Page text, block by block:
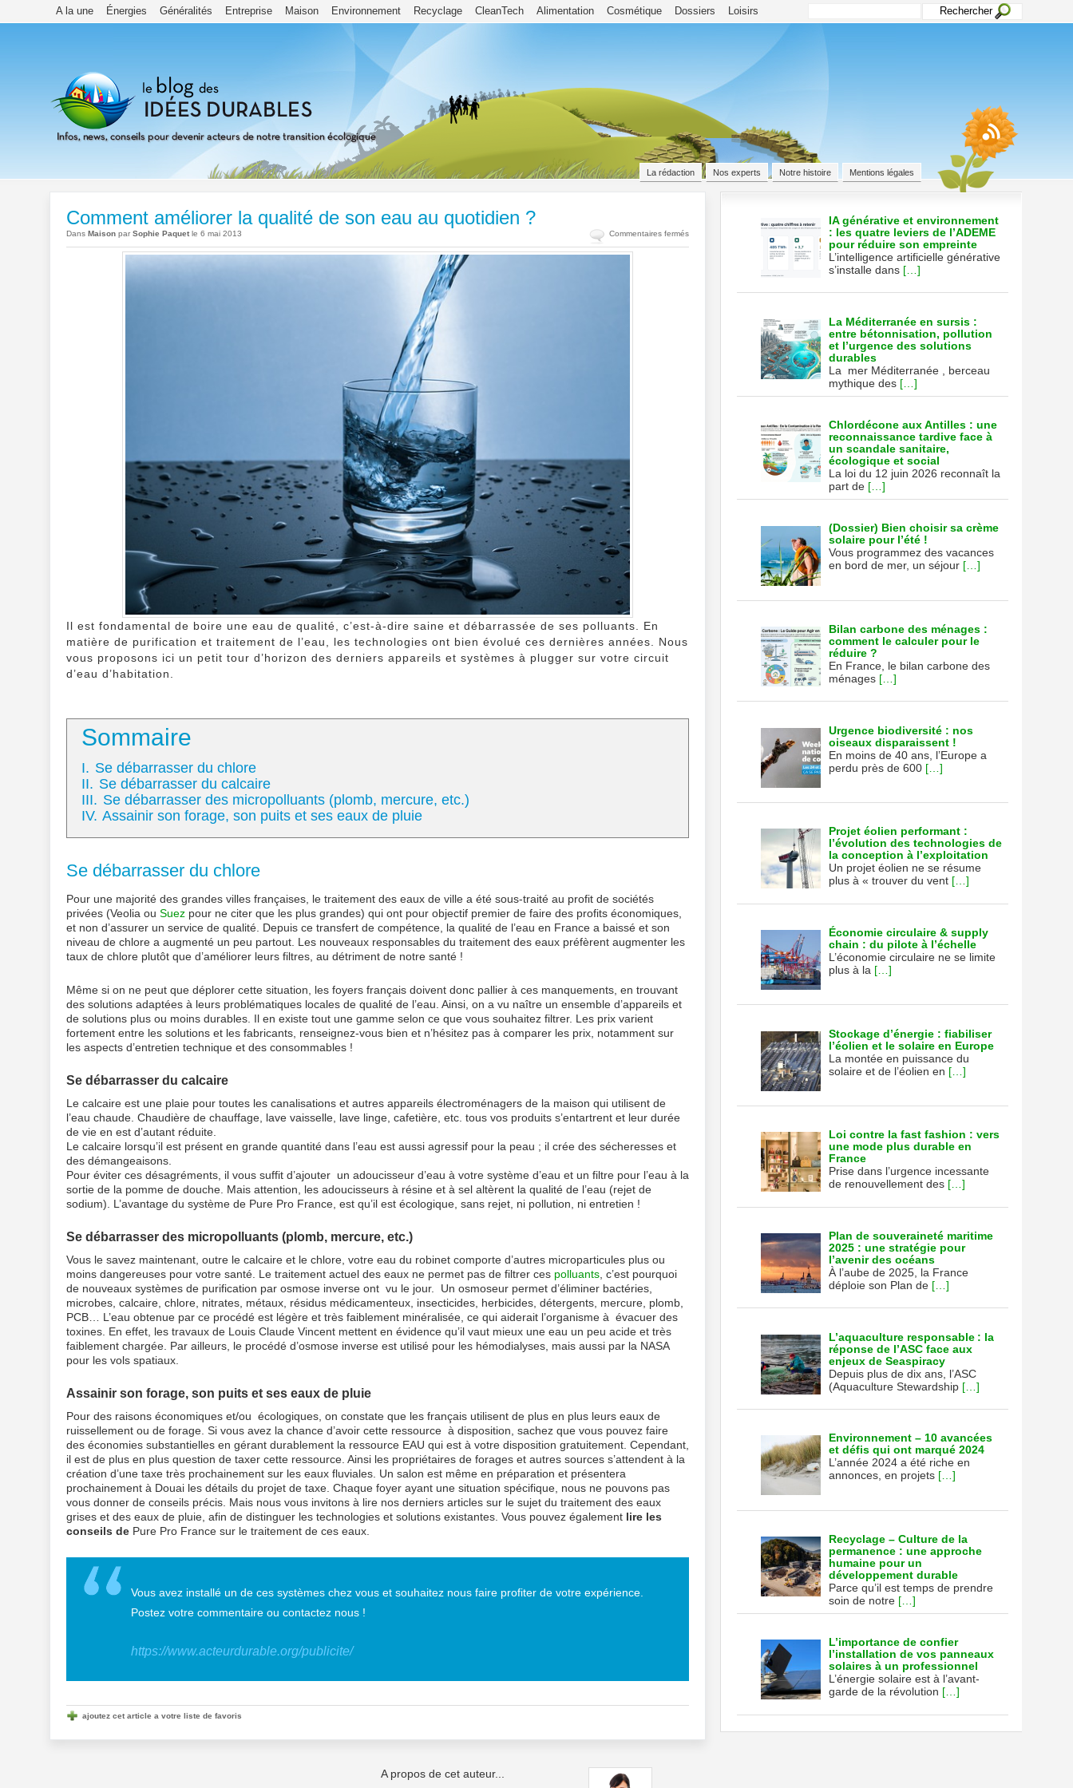
A la une Énergies Généralités Entreprise Maison Environnement Recyclage CleanTech Alimentation Cosmétique Dossiers Loisirs
La rédaction Nos experts Notre histoire Mentions légales
Comment améliorer la qualité de son eau au quotidien ?
Dans Maison par Sophie Paquet le 6 mai 2013 Commentaires ferméssur
Comment
Il est fondamental de boire une eau de qualité, c’est-à-dire saine et débarrassée de ses polluants. En
matière de purification et traitement de l’eau, les technologies ont bien évolué ces dernières années. Nous
vous proposons ici un petit tour d’horizon des derniers appareils et systèmes à plugger sur votre circuit
d’eau d’habitation.
Sommaire
I. Se débarrasser du chlore
II. Se débarrasser du calcaire
III. Se débarrasser des micropolluants (plomb, mercure, etc.)
IV. Assainir son forage, son puits et ses eaux de pluie
Se débarrasser du chlore
Pour une majorité des grandes villes françaises, le traitement des eaux de ville a été sous-traité au profit de sociétés
privées (Veolia ou Suez pour ne citer que les plus grandes) qui ont pour objectif premier de faire des profits économiques,
et non d’assurer un service de qualité. Depuis ce transfert de compétence, la qualité de l’eau en France a baissé et son
niveau de chlore a augmenté un peu partout. Les nouveaux responsables du traitement des eaux préfèrent augmenter les
taux de chlore plutôt que d’améliorer leurs filtres, au détriment de notre santé !
Même si on ne peut que déplorer cette situation, les foyers français doivent donc pallier à ces manquements, en trouvant
des solutions adaptées à leurs problématiques locales de qualité de l’eau. Ainsi, on a vu naître un ensemble d’appareils et
de solutions plus ou moins durables. Il en existe tout une gamme selon ce que vous souhaitez filtrer. Les prix varient
fortement entre les solutions et les fabricants, renseignez-vous bien et n’hésitez pas à comparer les prix, notamment sur
les aspects d’entretien technique et des consommables !
Se débarrasser du calcaire
Le calcaire est une plaie pour toutes les canalisations et autres appareils électroménagers de la maison qui utilisent de
l’eau chaude. Chaudière de chauffage, lave vaisselle, lave linge, cafetière, etc. tous vos produits s’entartrent et leur durée
de vie en est d’autant réduite.
Le calcaire lorsqu’il est présent en grande quantité dans l’eau est aussi agressif pour la peau ; il crée des sécheresses et
des démangeaisons.
Pour éviter ces désagréments, il vous suffit d’ajouter un adoucisseur d’eau à votre système d’eau et un filtre pour l’eau à la
sortie de la pomme de douche. Mais attention, les adoucisseurs à résine et à sel altèrent la qualité de l’eau (rejet de
sodium). L’avantage du système de Pure Pro France, est qu’il est écologique, sans rejet, ni pollution, ni entretien !
Se débarrasser des micropolluants (plomb, mercure, etc.)
Vous le savez maintenant, outre le calcaire et le chlore, votre eau du robinet comporte d’autres microparticules plus ou
moins dangereuses pour votre santé. Le traitement actuel des eaux ne permet pas de filtrer ces polluants , c’est pourquoi
de nouveaux systèmes de purification par osmose inverse ont vu le jour. Un osmoseur permet d’éliminer bactéries,
microbes, calcaire, chlore, nitrates, métaux, résidus médicamenteux, insecticides, herbicides, détergents, mercure, plomb,
PCB… L’eau obtenue par ce procédé est légère et très faiblement minéralisée, ce qui aiderait l’organisme à évacuer des
toxines. En effet, les travaux de Louis Claude Vincent mettent en évidence qu’il vaut mieux une eau un peu acide et très
faiblement chargée. Par ailleurs, le procédé d’osmose inverse est utilisé pour les hémodialyses, mais aussi par la NASA
pour les vols spatiaux.
Assainir son forage, son puits et ses eaux de pluie
Pour des raisons économiques et/ou écologiques, on constate que les français utilisent de plus en plus leurs eaux de
ruissellement ou de forage. Si vous avez la chance d’avoir cette ressource à disposition, sachez que vous pouvez faire
des économies substantielles en gérant durablement la ressource EAU qui est à votre disposition gratuitement. Cependant,
il est de plus en plus question de taxer cette ressource. Ainsi les propriétaires de forages et autres sources s’attendent à la
création d’une taxe très prochainement sur les eaux fluviales. Un salon est même en préparation et présentera
prochainement à Douai les détails du projet de taxe. Chaque foyer ayant une situation spécifique, nous ne pouvons pas
vous donner de conseils précis. Mais nous vous invitons à lire nos derniers articles sur le sujet du traitement des eaux
grises et des eaux de pluie, afin de distinguer les technologies et solutions existantes. Vous pouvez également lire les
conseils de Pure Pro France sur le traitement de ces eaux.
Vous avez installé un de ces systèmes chez vous et souhaitez nous faire profiter de votre expérience.
Postez votre commentaire ou contactez nous !
https://www.acteurdurable.org/publicite/
ajoutez cet article a votre liste de favoris
A propos de cet auteur...
IA générative et environnement
: les quatre leviers de l’ADEME
pour réduire son empreinte
L’intelligence artificielle générative
s’installe dans […]
La Méditerranée en sursis :
entre bétonnisation, pollution
et l’urgence des solutions
durables
La mer Méditerranée , berceau
mythique des […]
Chlordécone aux Antilles : une
reconnaissance tardive face à
un scandale sanitaire,
écologique et social
La loi du 12 juin 2026 reconnaît la
part de […]
(Dossier) Bien choisir sa crème
solaire pour l’été !
Vous programmez des vacances
en bord de mer, un séjour […]
Bilan carbone des ménages :
comment le calculer pour le
réduire ?
En France, le bilan carbone des
ménages […]
Urgence biodiversité : nos
oiseaux disparaissent !
En moins de 40 ans, l’Europe a
perdu près de 600 […]
Projet éolien performant :
l’évolution des technologies de
la conception à l’exploitation
Un projet éolien ne se résume
plus à « trouver du vent […]
Économie circulaire & supply
chain : du pilote à l’échelle
L’économie circulaire ne se limite
plus à la […]
Stockage d’énergie : fiabiliser
l’éolien et le solaire en Europe
La montée en puissance du
solaire et de l’éolien en […]
Loi contre la fast fashion : vers
une mode plus durable en
France
Prise dans l’urgence incessante
de renouvellement des […]
Plan de souveraineté maritime
2025 : une stratégie pour
l’avenir des océans
À l’aube de 2025, la France
déploie son Plan de […]
L’aquaculture responsable : la
réponse de l’ASC face aux
enjeux de Seaspiracy
Depuis plus de dix ans, l’ASC
(Aquaculture Stewardship […]
Environnement – 10 avancées
et défis qui ont marqué 2024
L’année 2024 a été riche en
annonces, en projets […]
Recyclage – Culture de la
permanence : une approche
humaine pour un
développement durable
Parce qu’il est temps de prendre
soin de notre […]
L’importance de confier
l’installation de vos panneaux
solaires à un professionnel
L’énergie solaire est à l’avant-
garde de la révolution […]